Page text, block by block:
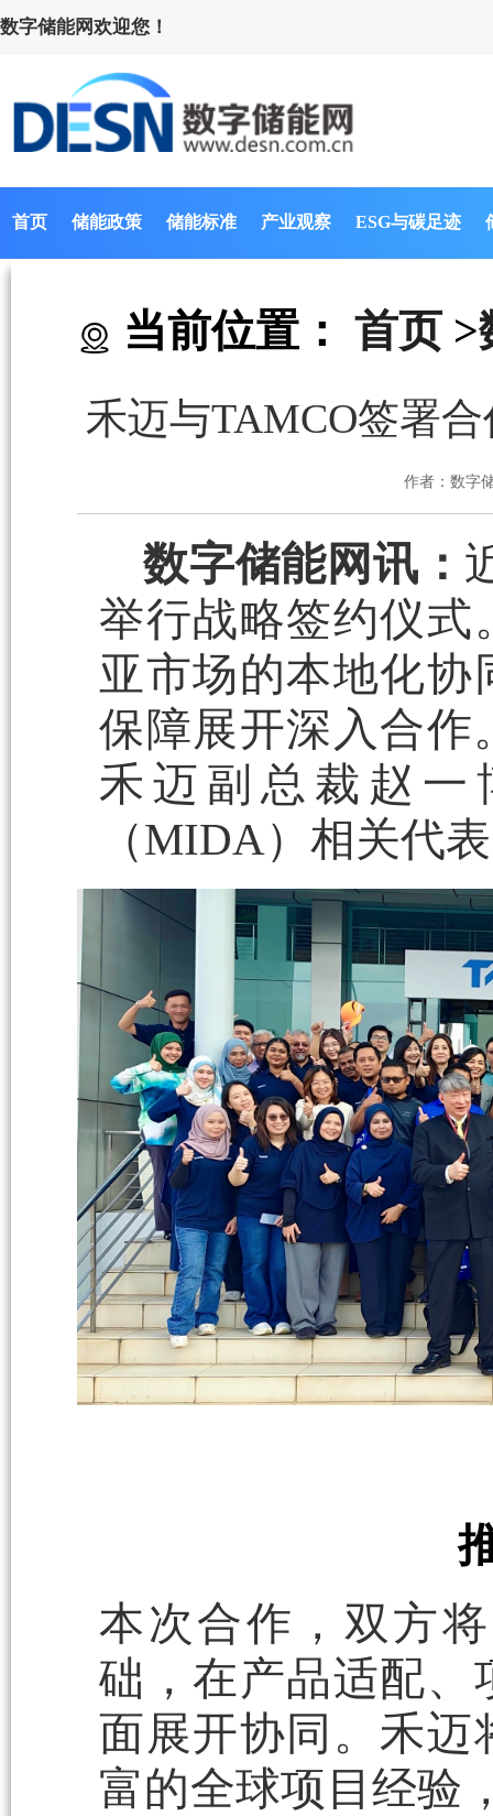
数字储能网欢迎您！
首页 储能政策 储能标准 产业观察 ESG与碳足迹
当前位置： 首页 >
禾迈与TAMCO签署
作者：数字
数字储能网讯：
举行战略签约仪式
亚市场的本地化
保障展开深入合作
禾迈副总裁赵一
（MIDA）相关代
本次合作，双方
础，在产品适配、
面展开协同。禾迈
富的全球项目经验